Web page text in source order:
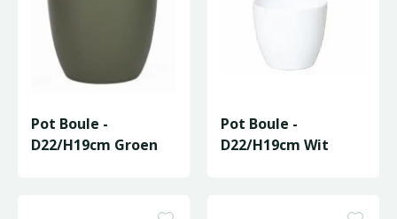
Pot Boule -
D22/H19cm Groen
Pot Boule -
D22/H19cm Wit